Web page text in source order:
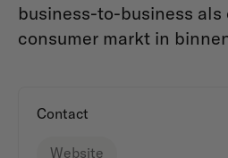
business-to-business
consumer markt in
Contact
Website